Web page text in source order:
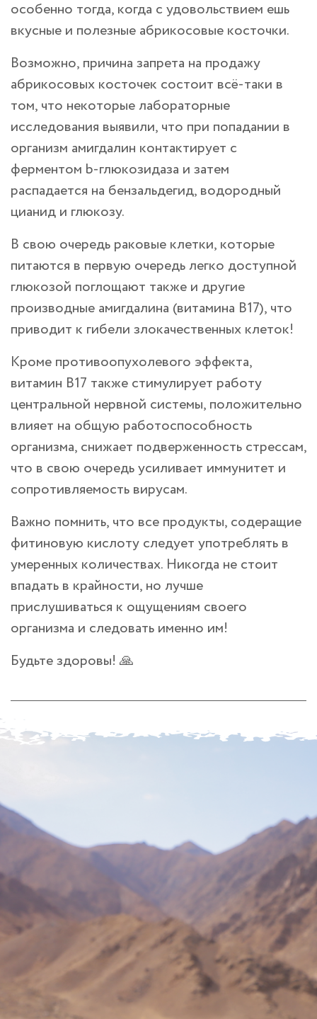
особенно тогда, когда с удовольствием ешь
вкусные и полезные абрикосовые косточки.
Возможно, причина запрета на продажу
абрикосовых косточек состоит всё-таки в
том, что некоторые лабораторные
исследования выявили, что при попадании в
организм амигдалин контактирует с
ферментом b-глюкозидаза и затем
распадается на бензальдегид, водородный
цианид и глюкозу.
В свою очередь раковые клетки, которые
питаются в первую очередь легко доступной
глюкозой поглощают также и другие
производные амигдалина (витамина B17), что
приводит к гибели злокачественных клеток!
Кроме противоопухолевого эффекта,
витамин B17 также стимулирует работу
центральной нервной системы, положительно
влияет на общую работоспособность
организма, снижает подверженность стрессам,
что в свою очередь усиливает иммунитет и
сопротивляемость вирусам.
Важно помнить, что все продукты, содеращие
фитиновую кислоту следует употреблять в
умеренных количествах. Никогда не стоит
впадать в крайности, но лучше
прислушиваться к ощущениям своего
организма и следовать именно им!
Будьте здоровы! 🙏